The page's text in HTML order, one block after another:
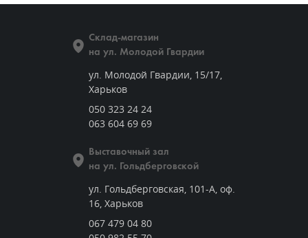
Склад-магазин
на ул. Молодой Гвардии
ул. Молодой Гвардии, 15/17,
Харьков
050 323 24 24
063 604 69 69
Выставочный зал
на ул. Гольдберговской
ул. Гольдберговская, 101-А, оф.
16, Харьков
067 479 04 80